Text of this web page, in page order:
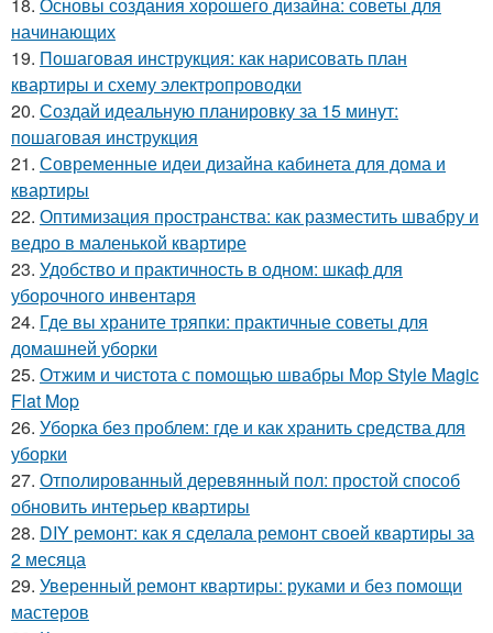
начинающих
19. Пошаговая инструкция: как нарисовать план
квартиры и схему электропроводки
20. Создай идеальную планировку за 15 минут:
пошаговая инструкция
21. Современные идеи дизайна кабинета для дома и
квартиры
22. Оптимизация пространства: как разместить швабру и
ведро в маленькой квартире
23. Удобство и практичность в одном: шкаф для
уборочного инвентаря
24. Где вы храните тряпки: практичные советы для
домашней уборки
25. Отжим и чистота с помощью швабры Mop Style Magic
Flat Mop
26. Уборка без проблем: где и как хранить средства для
уборки
27. Отполированный деревянный пол: простой способ
обновить интерьер квартиры
28. DIY ремонт: как я сделала ремонт своей квартиры за
2 месяца
29. Уверенный ремонт квартиры: руками и без помощи
мастеров